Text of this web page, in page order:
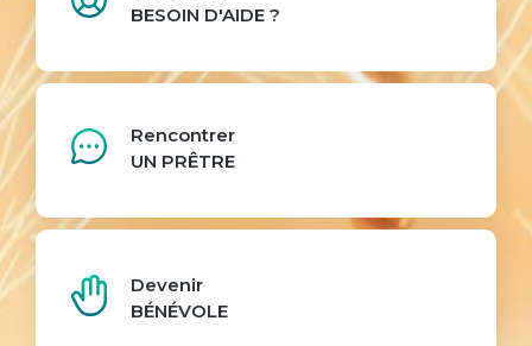
BESOIN D'AIDE ?
Rencontrer
UN PRÊTRE
Devenir
BÉNÉVOLE